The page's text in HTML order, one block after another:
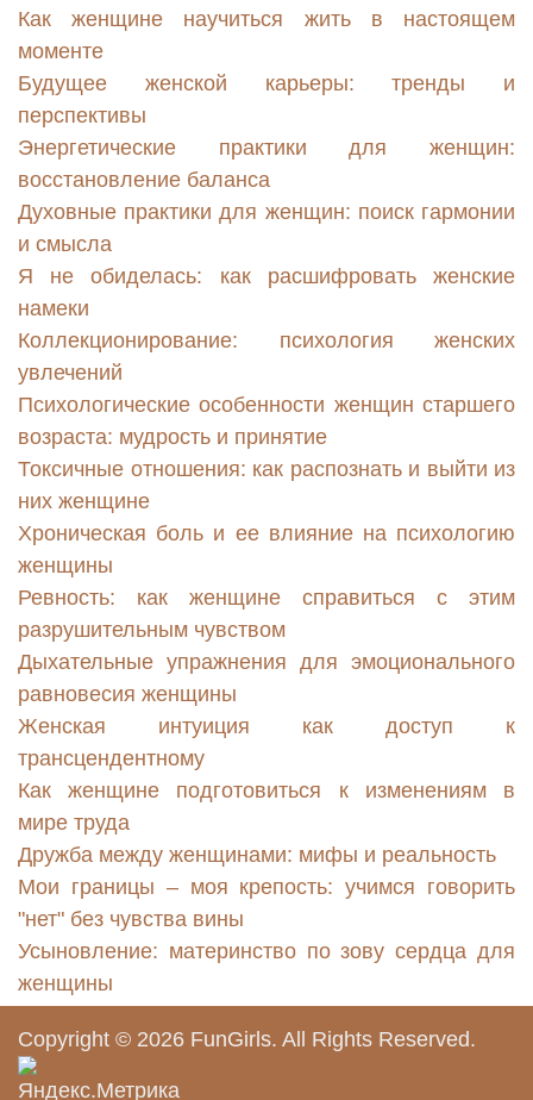
Как женщине научиться жить в настоящем
моменте
Будущее женской карьеры: тренды и
перспективы
Энергетические практики для женщин:
восстановление баланса
Духовные практики для женщин: поиск гармонии
и смысла
Я не обиделась: как расшифровать женские
намеки
Коллекционирование: психология женских
увлечений
Психологические особенности женщин старшего
возраста: мудрость и принятие
Токсичные отношения: как распознать и выйти из
них женщине
Хроническая боль и ее влияние на психологию
женщины
Ревность: как женщине справиться с этим
разрушительным чувством
Дыхательные упражнения для эмоционального
равновесия женщины
Женская интуиция как доступ к
трансцендентному
Как женщине подготовиться к изменениям в
мире труда
Дружба между женщинами: мифы и реальность
Мои границы – моя крепость: учимся говорить
"нет" без чувства вины
Усыновление: материнство по зову сердца для
женщины
Copyright © 2026 FunGirls. All Rights Reserved.